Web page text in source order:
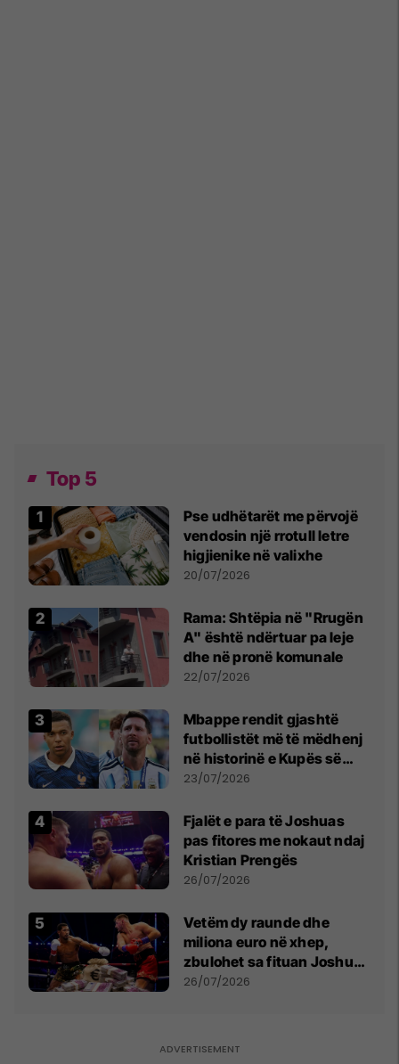
Top 5
Pse udhëtarët me përvojë
vendosin një rrotull letre
higjienike në valixhe
20/07/2026
Rama: Shtëpia në "Rrugën
A" është ndërtuar pa leje
dhe në pronë komunale
22/07/2026
Mbappe rendit gjashtë
futbollistët më të mëdhenj
në historinë e Kupës së
Botës, Messi mbetet i dyti
23/07/2026
Fjalët e para të Joshuas
pas fitores me nokaut ndaj
Kristian Prengës
26/07/2026
Vetëm dy raunde dhe
miliona euro në xhep,
zbulohet sa fituan Joshua
e Prenga
26/07/2026